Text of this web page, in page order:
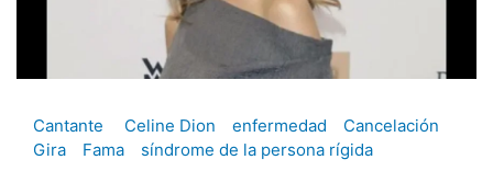
Cantante Celine Dion enfermedad
Cancelación
Gira
Fama síndrome de la persona rígida